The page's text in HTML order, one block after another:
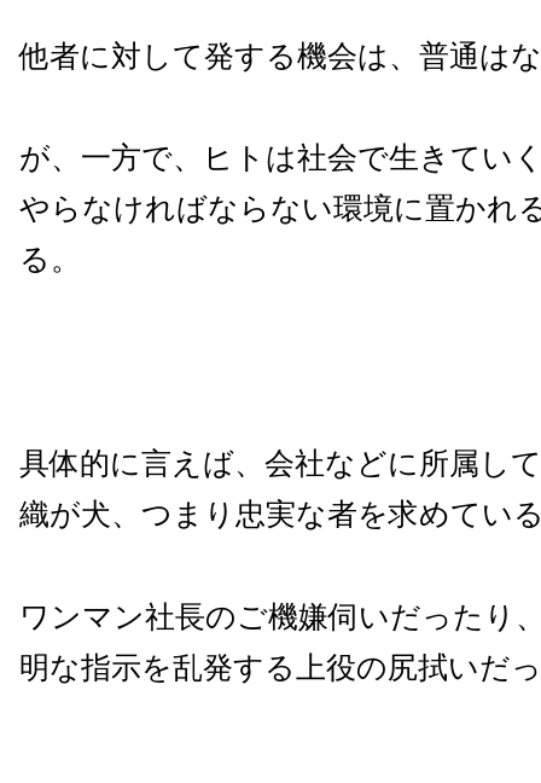
他者に対して発する機会は、普通は
が、一方で、ヒトは社会で生きてい
やらなければならない環境に置かれ
る。
具体的に言えば、会社などに所属し
織が犬、つまり忠実な者を求めてい
ワンマン社長のご機嫌伺いだったり
明な指示を乱発する上役の尻拭いだ